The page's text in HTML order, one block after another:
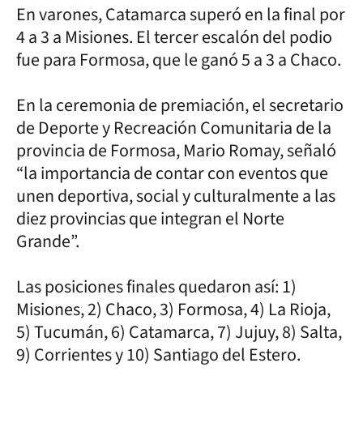
En varones, Catamarca superó en la final por
4 a 3 a Misiones. El tercer escalón del podio
fue para Formosa, que le ganó 5 a 3 a Chaco.
En la ceremonia de premiación, el secretario
de Deporte y Recreación Comunitaria de la
provincia de Formosa, Mario Romay, señaló
“la importancia de contar con eventos que
unen deportiva, social y culturalmente a las
diez provincias que integran el Norte
Grande”.
Las posiciones finales quedaron así: 1)
Misiones, 2) Chaco, 3) Formosa, 4) La Rioja,
5) Tucumán, 6) Catamarca, 7) Jujuy, 8) Salta,
9) Corrientes y 10) Santiago del Estero.